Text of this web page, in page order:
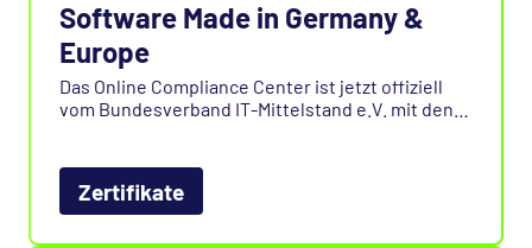
Software Made in Germany &
Europe
Das Online Compliance Center ist jetzt offiziell
vom Bundesverband IT-Mittelstand e.V. mit den
Auszeichnungen stehen für geprüfte Qualität,
zuverlässige Standards, Datenschutz und
nachhaltige Softwareentwicklung innerhalb
Zertifikate